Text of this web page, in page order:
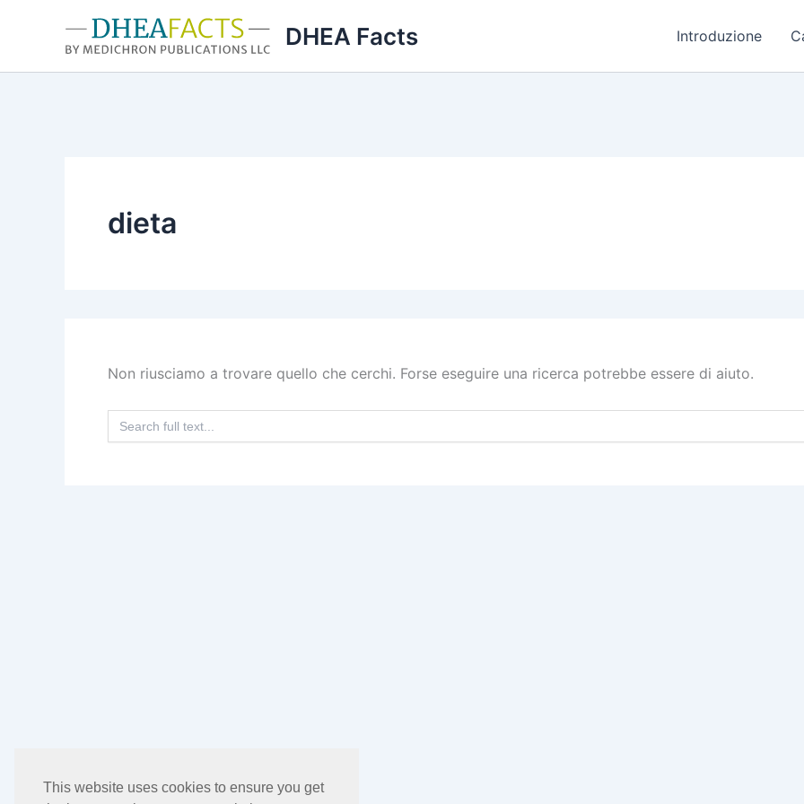
This website uses cookies to ensure you get
contenuto
DHEA Facts Introduzione
dieta
Non riusciamo a trovare quello che cerchi. Forse eseguire una ricerca potrebbe essere di aiuto.
Search
for: